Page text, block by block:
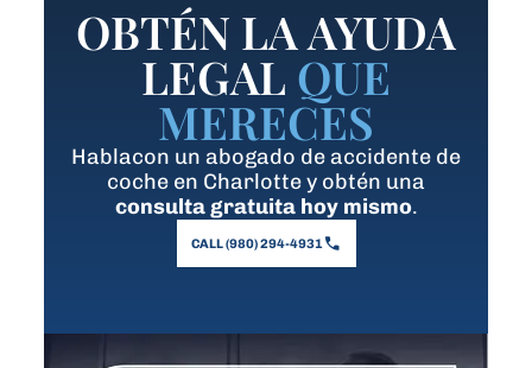
OBTÉN LA AYUDA
LEGAL QUE
MERECES
Hablacon un abogado de accidente de
coche en Charlotte y obtén una
consulta gratuita hoy mismo.
CALL (980) 294-4931